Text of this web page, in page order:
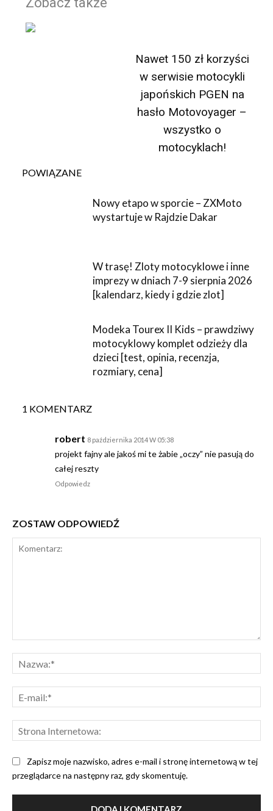
Nawet 150 zł korzyści
w serwisie motocykli
japońskich PGEN na
hasło Motovoyager –
wszystko o
motocyklach!
POWIĄZANE
Nowy etapo w sporcie – ZXMoto
wystartuje w Rajdzie Dakar
W trasę! Zloty motocyklowe i inne
imprezy w dniach 7-9 sierpnia 2026
[kalendarz, kiedy i gdzie zlot]
Modeka Tourex II Kids – prawdziwy
motocyklowy komplet odzieży dla
dzieci [test, opinia, recenzja,
rozmiary, cena]
1 KOMENTARZ
robert 8 października 2014 W 05:38
projekt fajny ale jakoś mi te żabie „oczy” nie pasują do
całej reszty
Odpowiedz
ZOSTAW ODPOWIEDŹ
Zapisz moje nazwisko, adres e-mail i stronę internetową w tej
przeglądarce na następny raz, gdy skomentuję.